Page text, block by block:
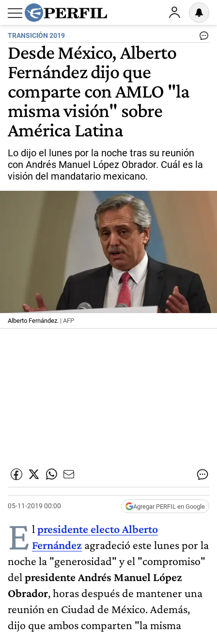
TRANSICIÓN 2019
Desde México, Alberto
Fernández dijo que
comparte con AMLO "la
misma visión" sobre
América Latina
Lo dijo el lunes por la noche tras su reunión
con Andrés Manuel López Obrador. Cuál es la
visión del mandatario mexicano.
Alberto Fernández. | AFP
05-11-2019 00:00 Agregar PERFIL en Google
E l presidente electo Alberto
Fernández agradeció este lunes por la
noche la "generosidad" y el "compromiso"
del presidente Andrés Manuel López
Obrador, horas después de mantener una
reunión en Ciudad de México. Además,
dijo que ambos comparten "la misma